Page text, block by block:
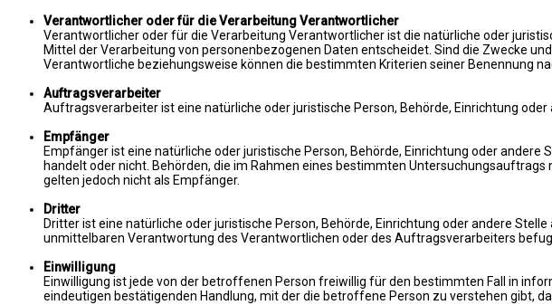
Verantwortlicher oder für die Verarbeitung Verantwortlicher
Verantwortlicher oder für die Verarbeitung Verantwortlicher ist die natürliche oder
Mittel der Verarbeitung von personenbezogenen Daten entscheidet. Sind die Zwecke
Verantwortliche beziehungsweise können die bestimmten Kriterien seiner Benennung
Auftragsverarbeiter
Auftragsverarbeiter ist eine natürliche oder juristische Person, Behörde, Einrichtung
Empfänger
Empfänger ist eine natürliche oder juristische Person, Behörde, Einrichtung oder
handelt oder nicht. Behörden, die im Rahmen eines bestimmten
gelten jedoch nicht als Empfänger.
Dritter
Dritter ist eine natürliche oder juristische Person, Behörde, Einrichtung oder andere
unmittelbaren Verantwortung des Verantwortlichen oder des Auftragsverarbeiters
Einwilligung
Einwilligung ist jede von der betroffenen Person freiwillig für den bestimmten Fall in
eindeutigen bestätigenden Handlung, mit der die betroffene Person zu verstehen gibt,